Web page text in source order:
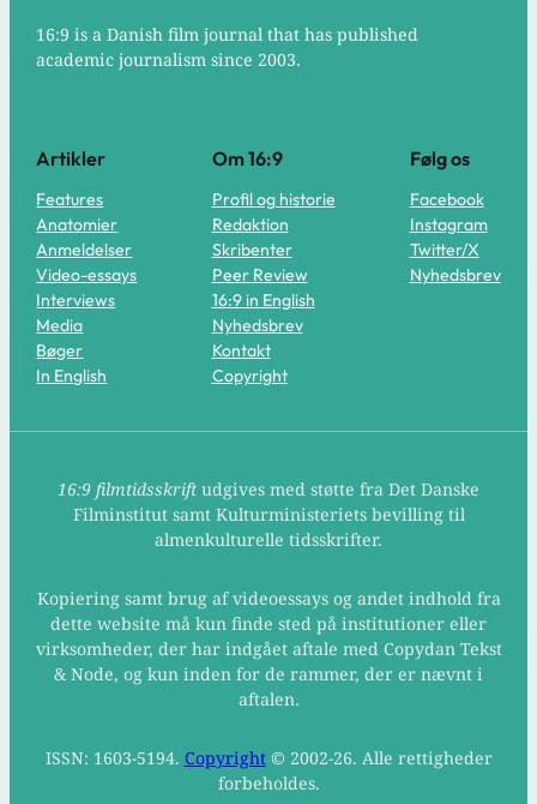
16:9 is a Danish film journal that has published
academic journalism since 2003.
Artikler
Features
Anatomier
Anmeldelser
Video-essays
Interviews
Media
Bøger
In English
Om 16:9
Profil og historie
Redaktion
Skribenter
Peer Review
16:9 in English
Nyhedsbrev
Kontakt
Copyright
Følg os
Facebook
Instagram
Twitter/X
Nyhedsbrev
16:9 filmtidsskrift udgives med støtte fra Det Danske
Filminstitut samt Kulturministeriets bevilling til
almenkulturelle tidsskrifter.
Kopiering samt brug af videoessays og andet indhold fra
dette website må kun finde sted på institutioner eller
virksomheder, der har indgået aftale med Copydan Tekst
& Node, og kun inden for de rammer, der er nævnt i
aftalen.
ISSN: 1603-5194. Copyright© 2002-26. Alle rettigheder
forbeholdes.